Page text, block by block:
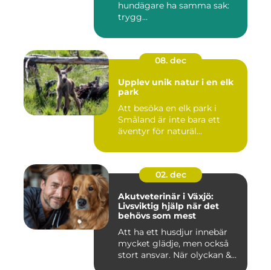
hundägare ha samma sak:
trygg...
08. dec
Upplev unik natur i en elk
park
Att besöka en elk park i
Småland är inte bara ett
äventyr för naturäl...
02. dec
Akutveterinär i Växjö:
Livsviktig hjälp när det
behövs som mest
Att ha ett husdjur innebär
mycket glädje, men också
stort ansvar. När olyckan &...